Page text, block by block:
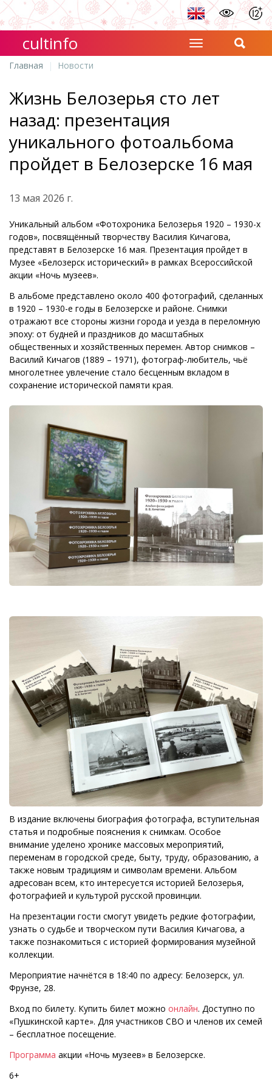
cultinfo
Главная Новости
Жизнь Белозерья сто лет
назад: презентация
уникального фотоальбома
пройдет в Белозерске 16 мая
13 мая 2026 г.
Уникальный альбом «Фотохроника Белозерья 1920 – 1930-х
годов», посвящённый творчеству Василия Кичагова,
представят в Белозерске 16 мая. Презентация пройдет в
Музее «Белозерск исторический» в рамках Всероссийской
акции «Ночь музеев».
В альбоме представлено около 400 фотографий, сделанных
в 1920 – 1930-е годы в Белозерске и районе. Снимки
отражают все стороны жизни города и уезда в переломную
эпоху: от будней и праздников до масштабных
общественных и хозяйственных перемен. Автор снимков –
Василий Кичагов (1889 – 1971), фотограф-любитель, чьё
многолетнее увлечение стало бесценным вкладом в
сохранение исторической памяти края.
В издание включены биография фотографа, вступительная
статья и подробные пояснения к снимкам. Особое
внимание уделено хронике массовых мероприятий,
переменам в городской среде, быту, труду, образованию, а
также новым традициям и символам времени. Альбом
адресован всем, кто интересуется историей Белозерья,
фотографией и культурой русской провинции.
На презентации гости смогут увидеть редкие фотографии,
узнать о судьбе и творческом пути Василия Кичагова, а
также познакомиться с историей формирования музейной
коллекции.
Мероприятие начнётся в 18:40 по адресу: Белозерск, ул.
Фрунзе, 28.
Вход по билету. Купить билет можно онлайн. Доступно по
«Пушкинской карте». Для участников СВО и членов их семей
– бесплатное посещение.
Программа акции «Ночь музеев» в Белозерске.
6+